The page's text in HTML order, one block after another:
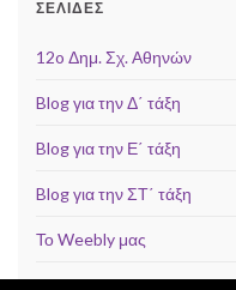
ΣΕΛΊΔΕΣ
12o Δημ. Σχ. Αθηνών
Blog για την Δ΄ τάξη
Blog για την Ε΄ τάξη
Blog για την ΣΤ΄ τάξη
Το Weebly μας